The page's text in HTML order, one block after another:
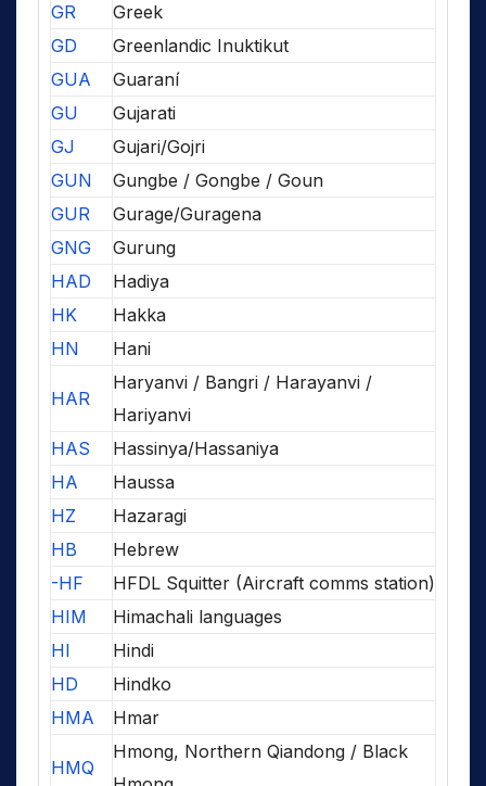
GR
Greek
GD
Greenlandic Inuktikut
GUA
Guaraní
GU
Gujarati
GJ
Gujari/Gojri
GUN
Gungbe / Gongbe / Goun
GUR
Gurage/Guragena
GNG
Gurung
HAD
Hadiya
HK
Hakka
HN
Hani
HAR
Haryanvi / Bangri / Harayanvi /
Hariyanvi
HAS
Hassinya/Hassaniya
HA
Haussa
HZ
Hazaragi
HB
Hebrew
-HF
HFDL Squitter (Aircraft comms station)
HIM
Himachali languages
HI
Hindi
HD
Hindko
HMA
Hmar
HMQ
Hmong, Northern Qiandong / Black